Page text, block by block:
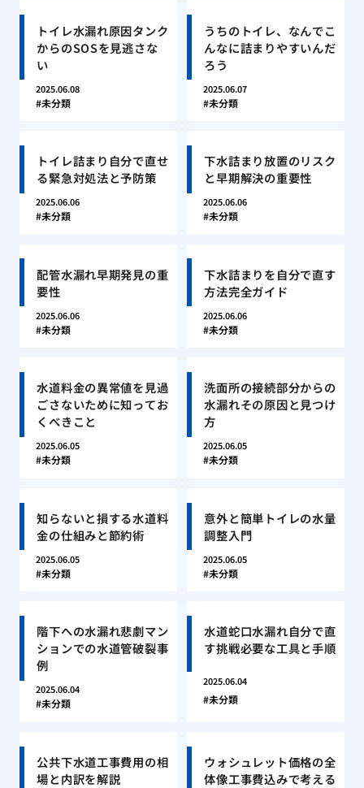
トイレ水漏れ原因タンク
からのSOSを見逃さな
い
2025.06.08
未分類
うちのトイレ、なんでこ
んなに詰まりやすいんだ
ろう
2025.06.07
未分類
トイレ詰まり自分で直せ
る緊急対処法と予防策
2025.06.06
未分類
下水詰まり放置のリスク
と早期解決の重要性
2025.06.06
未分類
配管水漏れ早期発見の重
要性
2025.06.06
未分類
下水詰まりを自分で直す
方法完全ガイド
2025.06.06
未分類
水道料金の異常値を見過
ごさないために知ってお
くべきこと
2025.06.05
未分類
洗面所の接続部分からの
水漏れその原因と見つけ
方
2025.06.05
未分類
知らないと損する水道料
金の仕組みと節約術
2025.06.05
未分類
意外と簡単トイレの水量
調整入門
2025.06.05
未分類
階下への水漏れ悲劇マン
ションでの水道管破裂事
例
2025.06.04
未分類
水道蛇口水漏れ自分で直
す挑戦必要な工具と手順
2025.06.04
未分類
公共下水道工事費用の相
場と内訳を解説
ウォシュレット価格の全
体像工事費込みで考える